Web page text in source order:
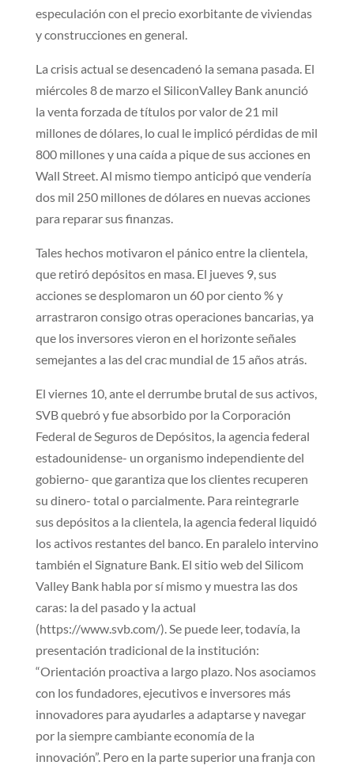
especulación con el precio exorbitante de viviendas
y construcciones en general.
La crisis actual se desencadenó la semana pasada. El
miércoles 8 de marzo el SiliconValley Bank anunció
la venta forzada de títulos por valor de 21 mil
millones de dólares, lo cual le implicó pérdidas de mil
800 millones y una caída a pique de sus acciones en
Wall Street. Al mismo tiempo anticipó que vendería
dos mil 250 millones de dólares en nuevas acciones
para reparar sus finanzas.
Tales hechos motivaron el pánico entre la clientela,
que retiró depósitos en masa. El jueves 9, sus
acciones se desplomaron un 60 por ciento % y
arrastraron consigo otras operaciones bancarias, ya
que los inversores vieron en el horizonte señales
semejantes a las del crac mundial de 15 años atrás.
El viernes 10, ante el derrumbe brutal de sus activos,
SVB quebró y fue absorbido por la Corporación
Federal de Seguros de Depósitos, la agencia federal
estadounidense- un organismo independiente del
gobierno- que garantiza que los clientes recuperen
su dinero- total o parcialmente. Para reintegrarle
sus depósitos a la clientela, la agencia federal liquidó
los activos restantes del banco. En paralelo intervino
también el Signature Bank. El sitio web del Silicom
Valley Bank habla por sí mismo y muestra las dos
caras: la del pasado y la actual
(https://www.svb.com/). Se puede leer, todavía, la
presentación tradicional de la institución:
“Orientación proactiva a largo plazo. Nos asociamos
con los fundadores, ejecutivos e inversores más
innovadores para ayudarles a adaptarse y navegar
por la siempre cambiante economía de la
innovación”. Pero en la parte superior una franja con